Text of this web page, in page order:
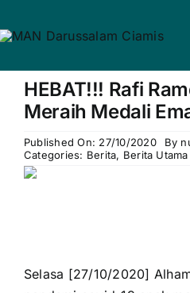
to
HEBAT!!! Rafi
Meraih Medali
Published On: 27/10/2020 By
Categories: Berita, Berita Utama
Selasa [27/10/2020]